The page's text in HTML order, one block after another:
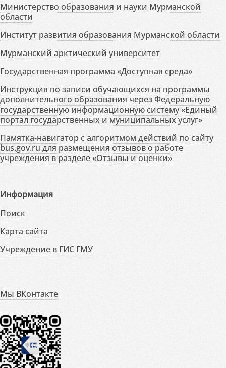
Министерство образования и науки Мурманской
области
Институт развития образования Мурманской области
Мурманский арктический университет
Государственная программа «Доступная среда»
Инструкция по записи обучающихся на программы
дополнительного образования через Федеральную
государственную информационную систему «Единый
портал государственных и муниципальных услуг»
Памятка-навигатор с алгоритмом действий по сайту
bus.gov.ru для размещения отзывов о работе
учреждения в разделе «Отзывы и оценки»
Информация
Поиск
Карта сайта
Учреждение в ГИС ГМУ
Мы ВКонтакте